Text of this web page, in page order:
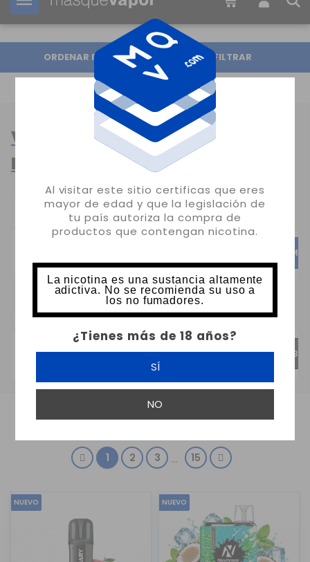
Al visitar este sitio certificas que eres
mayor de edad y que la legislación de
tu país autoriza la compra de
productos que contengan nicotina.
La nicotina es una sustancia altamente
adictiva. No se recomienda su uso a
los no fumadores.
¿Tienes más de 18 años?
SÍ
NO
Tu pedido puede ser enviado en 17m: 34s
ORDENAR POR FILTRAR
VAPER DESECHABLE Y PODS
DESECHABLES
CATEGORÍAS
POPULARES:
SUBCATEGORIAS:
VAPER DESECHABLES POR CALADAS VAPER
1 2 3 … 15
NUEVO NUEVO